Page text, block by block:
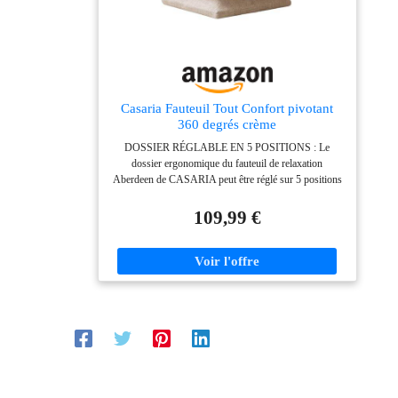
pouvez facilement obtenir un fauteuil lounge
confortable 【Service client】Nous fournissons
les chaises d'appoint
Casaria Fauteuil Tout Confort pivotant
360 degrés crème
DOSSIER RÉGLABLE EN 5 POSITIONS : Le
dossier ergonomique du fauteuil de relaxation
Aberdeen de CASARIA peut être réglé sur 5 positions
120°. Le rembourrage de l'assise rajoute davantage de
confort, que vous soyez assis droit ou incliné en
peut être tourné à 360°. De par sa configuration
pratique, vous pouvez le placer comme bon vous
ROBUSTE : Le rembourrage extra moelleux de 13 cm
109,99 €